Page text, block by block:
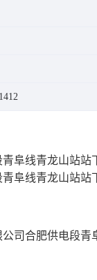
阜线青龙山站
阜线青龙山站
司合肥供电段